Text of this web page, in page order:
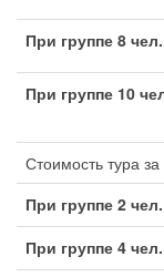
При группе 8 чел.
При группе 10
Стоимость тура за
При группе 2 чел.
При группе 4 чел.